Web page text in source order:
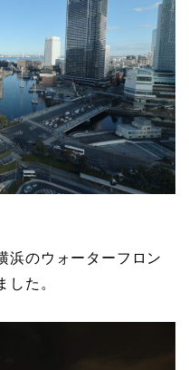
浜のウォーターフロン
した。